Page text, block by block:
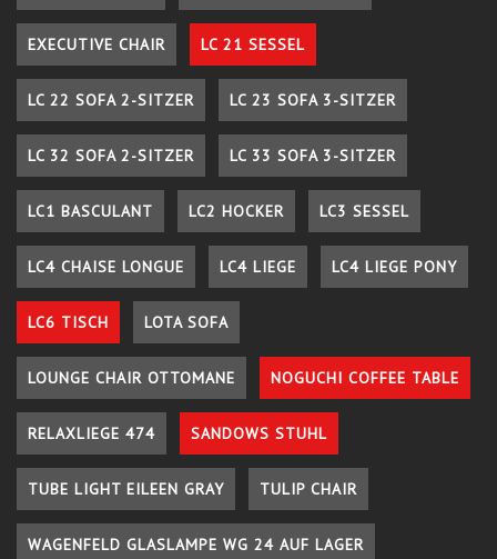
EXECUTIVE CHAIR LC 21 SESSEL
LC 22 SOFA 2-SITZER LC 23 SOFA 3-SITZER
LC 32 SOFA 2-SITZER LC 33 SOFA 3-SITZER
LC1 BASCULANT LC2 HOCKER LC3 SESSEL
LC4 CHAISE LONGUE LC4 LIEGE LC4 LIEGE PONY
LC6 TISCH LOTA SOFA
LOUNGE CHAIR OTTOMANE NOGUCHI COFFEE TABLE
RELAXLIEGE 474 SANDOWS STUHL
TUBE LIGHT EILEEN GRAY TULIP CHAIR
WAGENFELD GLASLAMPE WG 24 AUF LAGER